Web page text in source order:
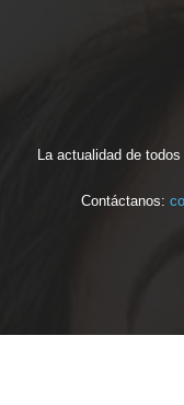
La actualidad de
Contáctanos: